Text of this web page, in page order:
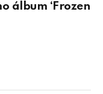
álbum ‘Frozen